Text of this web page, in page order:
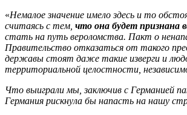
«Немалое значение имело здесь и то
считаясь с тем, что она будет признана
стать на путь вероломства. Пакт о
Правительство отказаться от такого
державы стоят даже такие изверги и
территориальной целостности,
Что выиграли мы, заключив с Германией
Германия рискнула бы напасть на нашу